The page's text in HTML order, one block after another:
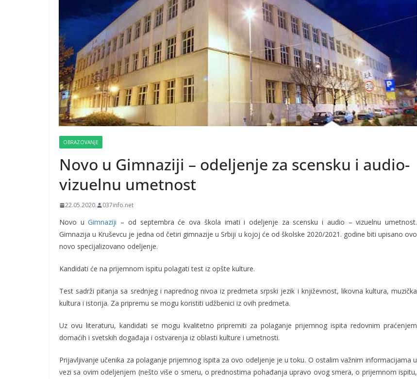
OBRAZOVANJE
Novo u Gimnaziji – odeljenje za scensku i audio-
vizuelnu umetnost
22.05.2020. 037info.net
Novo uGimnaziji – od septembra će ova škola imati i odeljenje za scensku i audio – vizuelnu umetnost.
Gimnazija u Kruševcu je jedna od četiri gimnazije u Srbiji u kojoj će od školske 2020/2021. godine biti upisano ovo
novo specijalizovano odeljenje.
Kandidati će na prijemnom ispitu polagati test iz opšte kulture.
Test sadrži pitanja sa srednjeg i naprednog nivoa iz predmeta srpski jezik i književnost, likovna kultura, muzička
kultura i istorija. Za pripremu se mogu koristiti udžbenici iz ovih predmeta.
Uz ovu literaturu, kandidati se mogu kvalitetno pripremiti za polaganje prijemnog ispita redovnim praćenjem
domaćih i svetskih događaja i ostvarenja iz oblasti kulture i umetnosti.
Prijavljivanje učenika za polaganje prijemnog ispita za ovo odeljenje je u toku. O ostalim važnim informacijama u
vezi sa ovim odeljenjem (nešto više o smeru, o prednostima pohađanja upravo ovog smera, o prijemnom ispitu,